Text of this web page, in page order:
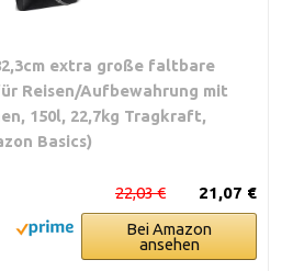
extra große faltbare
Reisen/Aufbewahrung mit
150l, 22,7kg Tragkraft,
Basics)
21,07 €
22,03 €
Bei Amazon
ansehen